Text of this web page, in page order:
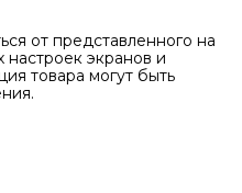
от представленного на
экранов и
товара могут быть